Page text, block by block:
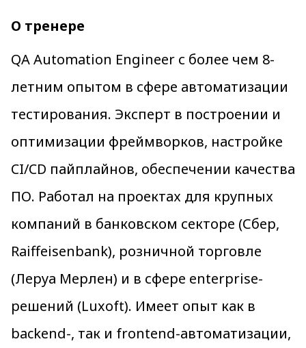
О тренере
QA Automation Engineer с более чем 8-
летним опытом в сфере автоматизации
тестирования. Эксперт в построении и
оптимизации фреймворков, настройке
CI/CD пайплайнов, обеспечении качества
ПО. Работал на проектах для крупных
компаний в банковском секторе (Сбер,
Raiffeisenbank), розничной торговле
(Леруа Мерлен) и в сфере enterprise-
решений (Luxoft). Имеет опыт как в
backend-, так и frontend-автоматизации,